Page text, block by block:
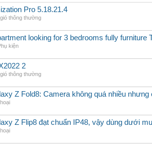
Pro 5.18.21.4
thông thường
looking for 3 bedrooms fully furniture
kiện
2
thông thường
Z Fold8: Camera không quá nhiều nhưng
Z Flip8 đạt chuẩn IP48, vậy dùng dưới